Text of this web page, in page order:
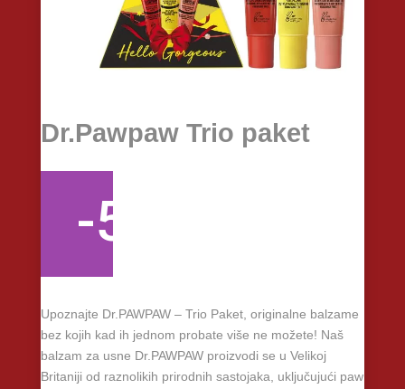
Dr.Pawpaw Trio paket
-50%
Upoznajte Dr.PAWPAW – Trio Paket, originalne balzame
bez kojih kad ih jednom probate više ne možete! Naš
balzam za usne Dr.PAWPAW proizvodi se u Velikoj
Britaniji od raznolikih prirodnih sastojaka, uključujući paw